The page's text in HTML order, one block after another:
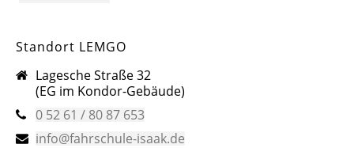
Standort LEMGO
Lagesche Straße 32
(EG im Kondor-Gebäude)
0 52 61 / 80 87 653
info@fahrschule-isaak.de